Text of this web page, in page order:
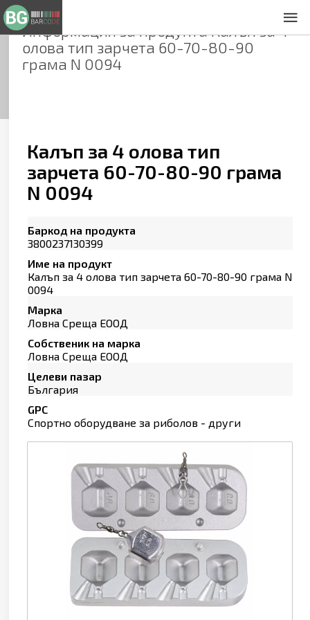
Информация за продуктаКалъп за 4
олова тип зарчета 60-70-80-90
грама N 0094
Калъп за 4 олова тип
зарчета 60-70-80-90 грама
N 0094
Баркод на продукта
3800237130399
Име на продукт
Калъп за 4 олова тип зарчета 60-70-80-90 грама N
0094
Марка
Ловна Среща ЕООД
Собственик на марка
Ловна Среща ЕООД
Целеви пазар
България
GPC
Спортно оборудване за риболов - други
Общи условия
Декларация за проверителност